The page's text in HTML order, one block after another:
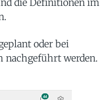
oder bei
nachgeführt werden.